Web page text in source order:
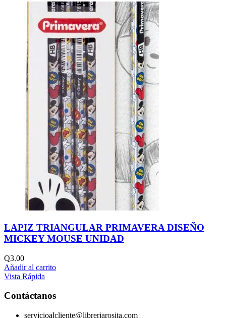
LAPIZ TRIANGULAR PRIMAVERA DISEÑO
MICKEY MOUSE UNIDAD
Q3.00
Añadir al carrito
Vista Rápida
Contáctanos
servicioalcliente@libreriarosita.com